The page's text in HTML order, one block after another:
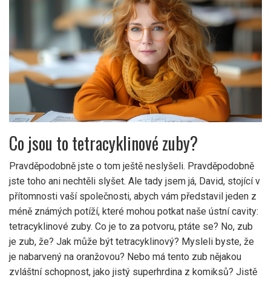
Co jsou to tetracyklinové zuby?
Pravděpodobně jste o tom ještě neslyšeli. Pravděpodobně
jste toho ani nechtěli slyšet. Ale tady jsem já, David, stojící v
přítomnosti vaší společnosti, abych vám představil jeden z
méně známých potíží, které mohou potkat naše ústní cavity:
tetracyklinové zuby. Co je to za potvoru, ptáte se? No, zub
je zub, že? Jak může být tetracyklinový? Mysleli byste, že
je nabarvený na oranžovou? Nebo má tento zub nějakou
zvláštní schopnost, jako jistý superhrdina z komiksů? Jistě